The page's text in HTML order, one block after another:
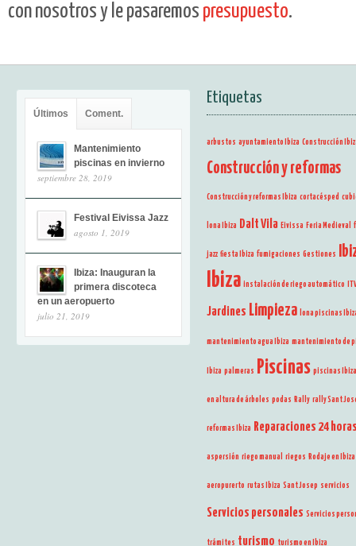
con nosotros y le pasaremos presupuesto.
Últimos Coment.
Mantenimiento
piscinas en invierno
septiembre 28, 2019
Festival Eivissa Jazz
agosto 1, 2019
Ibiza: Inauguran la
primera discoteca
en un aeropuerto
julio 21, 2019
Etiquetas
arbustos ayuntamiento Ibiza Construcción
Construcción y reformas
Construcción y reformas Ibiza cortacésped
lona Ibiza Dalt Vila Eivissa Feria Medieval
jazz fiesta Ibiza fumigaciones Gestiones
Ibiza instalación de riego automático ITV
Jardines Limpieza lona piscinas
mantenimiento agua Ibiza mantenimiento de
Ibiza palmeras Piscinas piscinas Ibiza
en altura de árboles podas Rally rally Sant
reformas Ibiza Reparaciones 24
aspersión riego manual riegos Rodaje en Ibiza
aeropurerto rutas Ibiza Sant Josep servicios
Servicios personales Servicios
trámites turismo turismo en Ibiza